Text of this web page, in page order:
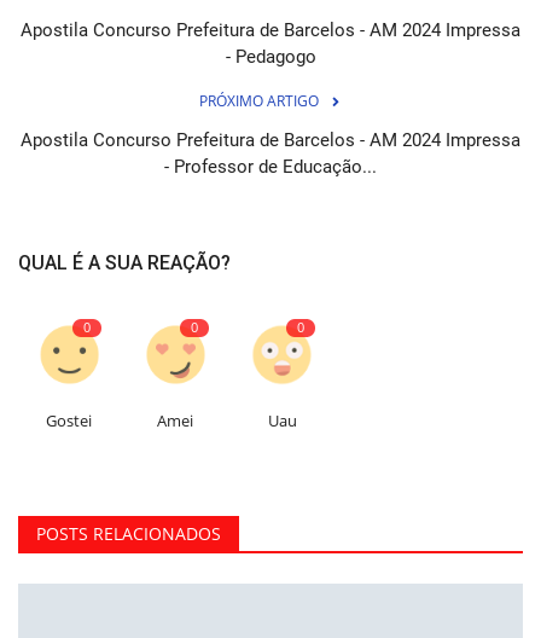
Apostila Concurso Prefeitura de Barcelos - AM 2024 Impressa
- Pedagogo
PRÓXIMO ARTIGO
Apostila Concurso Prefeitura de Barcelos - AM 2024 Impressa
- Professor de Educação...
QUAL É A SUA REAÇÃO?
0
Gostei
0
Amei
0
Uau
POSTS RELACIONADOS